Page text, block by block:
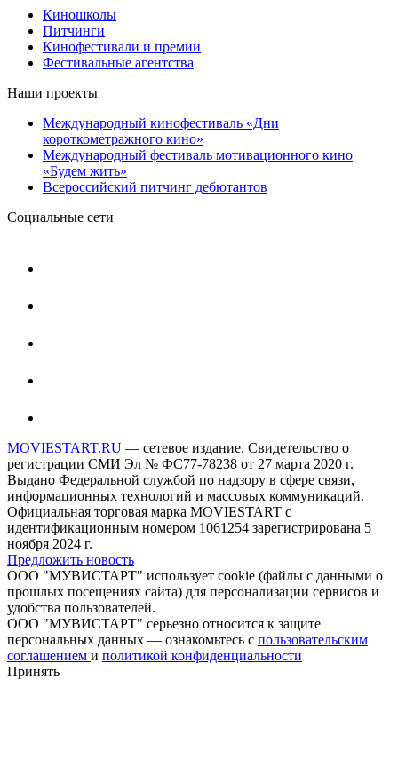
Киношколы
Питчинги
Кинофестивали и премии
Фестивальные агентства
Наши проекты
Международный кинофестиваль «Дни
короткометражного кино»
Международный фестиваль мотивационного кино
«Будем жить»
Всероссийский питчинг дебютантов
Социальные сети
MOVIESTART.RU — сетевое издание. Свидетельство о
регистрации СМИ Эл № ФС77-78238 от 27 марта 2020 г.
Выдано Федеральной службой по надзору в сфере связи,
информационных технологий и массовых коммуникаций.
Официальная торговая марка MOVIESTART с
идентификационным номером 1061254 зарегистрирована 5
ноября 2024 г.
Предложить новость
ООО "МУВИСТАРТ" использует cookie (файлы с данными о
прошлых посещениях сайта) для персонализации сервисов и
удобства пользователей.
ООО "МУВИСТАРТ" серьезно относится к защите
персональных данных — ознакомьтесь с пользовательским
соглашением и политикой конфиденциальности
Принять